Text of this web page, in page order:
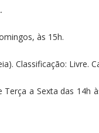
às 15h.
Classificação: Livre.
a Sexta das 14h